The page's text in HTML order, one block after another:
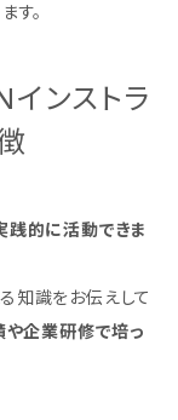
す。
ンストラ
践的に活動できま
知識をお伝えして
企業研修で培っ